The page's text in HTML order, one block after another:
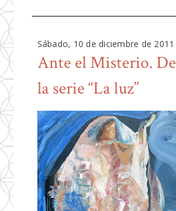
Sábado, 10 de diciembre de 2011
Ante el Misterio. De
la serie “La luz”